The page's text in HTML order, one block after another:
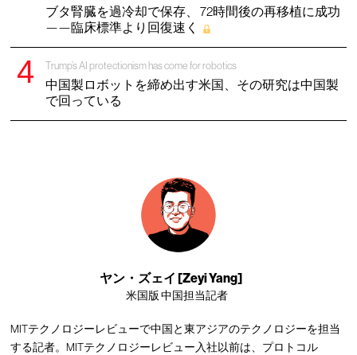
ブタ腎臓を過冷却で保存、 72時間後の再移植に成功
——臨床標準より回復速く
Trump’s AI protectionism has come for robotics
中国製ロボットを締め出す米国、その研究は中国製
で回っている
ヤン・ズェイ [Zeyi Yang]
米国版 中国担当記者
MITテクノロジーレビューで中国と東アジアのテクノロジーを担当
する記者。MITテクノロジーレビュー入社以前は、プロトコル